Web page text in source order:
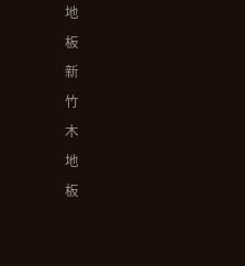
地
板
新
竹
木
地
板